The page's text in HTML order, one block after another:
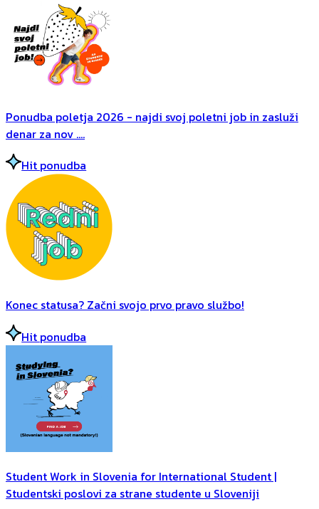
Ponudba poletja 2026 - najdi svoj poletni job in zasluži
denar za nov ....
Hit ponudba
Konec statusa? Začni svojo prvo pravo službo!
Hit ponudba
Student Work in Slovenia for International Student |
Studentski poslovi za strane studente u Sloveniji